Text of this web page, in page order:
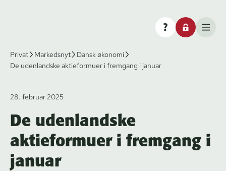
Privat Markedsnyt
Dansk økonomi
De udenlandske aktieformuer i fremgang i januar
28. februar 2025
De udenlandske
aktieformuer i fremgang i
januar